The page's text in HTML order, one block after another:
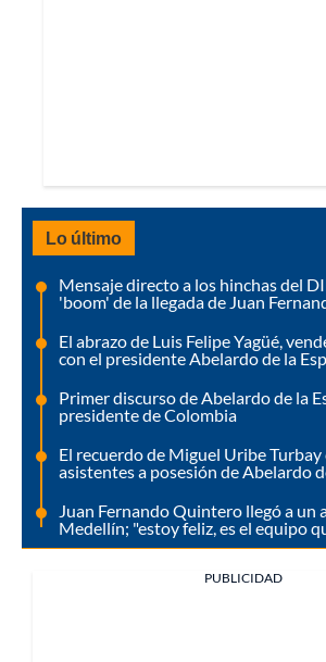
Lo último
Mensaje directo a los hinchas del
'boom' de la llegada de Juan
El abrazo de Luis Felipe Yagüé,
con el presidente Abelardo de la
Primer discurso de Abelardo de la
presidente de Colombia
El recuerdo de Miguel Uribe Turbay
asistentes a posesión de Abelardo
Juan Fernando Quintero llegó a un
Medellín; "estoy feliz, es el equipo
PUBLICIDAD